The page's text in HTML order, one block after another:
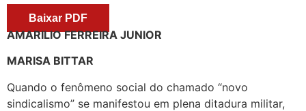
Baixar PDF
AMARILIO FERREIRA JUNIOR
MARISA BITTAR
Quando o fenômeno social do chamado “novo
sindicalismo” se manifestou em plena ditadura militar,